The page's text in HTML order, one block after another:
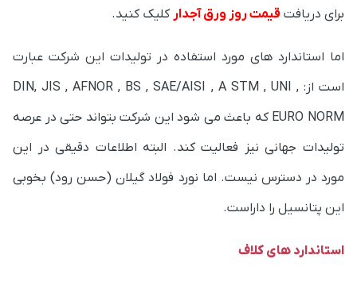
برای دریافت قیمت روز ورق آجدارکلیک کنید.
اما استاندارد های مورد استفاده در تولیدات این شرکت عبارت
است از: DIN, JIS , AFNOR , BS , SAE/AISI , A STM , UNI ,
EURO NORM که باعث می شود این شرکت بتواند حتی در عرصه
تولیدات جهانی نیز فعالیت کند. البته اطلاعات دقیقی در این
مورد در دسترس نیست. اما نورد فولاد گیلان (حسن رود) بخوبی
این پتانسیل را داراست.
استاندارد های کلاف